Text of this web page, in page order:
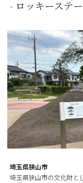
- ロッキーステ
埼玉県狭山市
埼玉県狭山市の文化財と